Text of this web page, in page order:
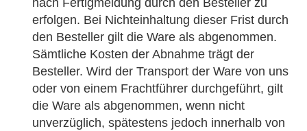
nach Fertigmeldung durch den Besteller zu
erfolgen. Bei Nichteinhaltung dieser Frist durch
den Besteller gilt die Ware als abgenommen.
Sämtliche Kosten der Abnahme trägt der
Besteller. Wird der Transport der Ware von uns
oder von einem Frachtführer durchgeführt, gilt
die Ware als abgenommen, wenn nicht
unverzüglich, spätestens jedoch innerhalb von